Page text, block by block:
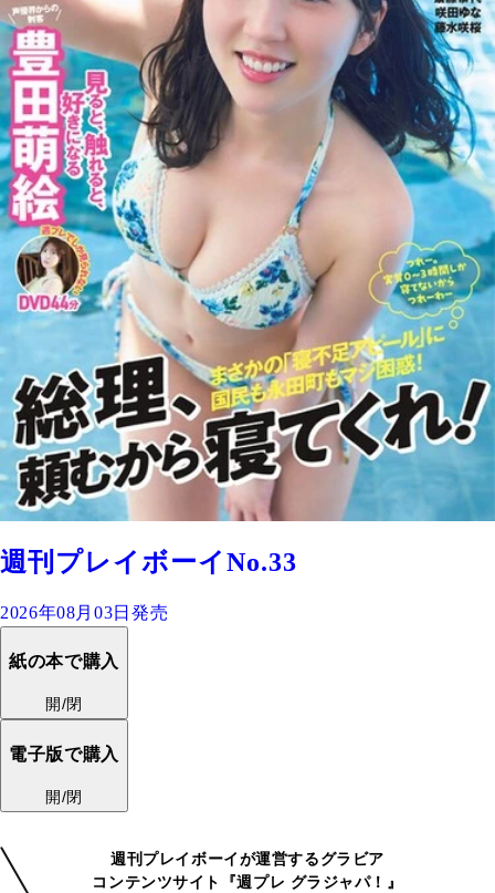
週刊プレイボーイNo.33
2026年08月03日発売
紙の本で購入
開/閉
電子版で購入
開/閉
週刊プレイボーイが運営するグラビア
コンテンツサイト『週プレ グラジャパ！』